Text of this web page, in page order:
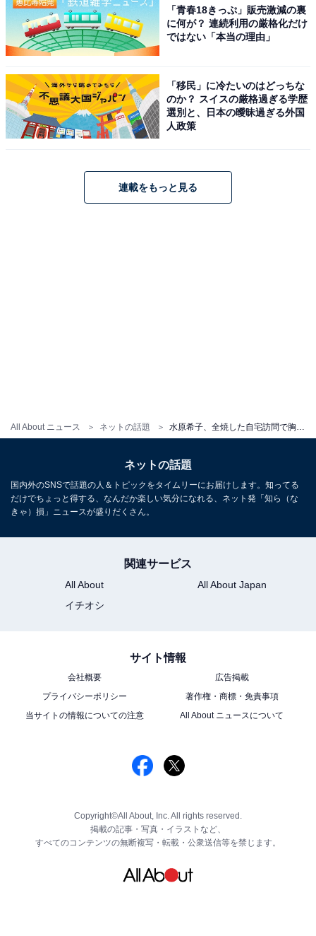
All About ニュース ネットの話題
「青春18きっぷ」販売激減の裏
に何が？ 連続利用の厳格化だけ
ではない「本当の理由」
「移民」に冷たいのはどっちな
のか？ スイスの厳格過ぎる学歴
選別と、日本の曖昧過ぎる外国
人政策
連載をもっと見る
ネットの話題
国内外のSNSで話題の人＆トピックをタイムリーにお届けします。知ってる
だけでちょっと得する、なんだか楽しい気分になれる、ネット発「知ら（な
きゃ）損」ニュースが盛りだくさん。
関連サービス
All About
All About Japan
イチオシ
サイト情報
会社概要
広告掲載
プライバシーポリシー
著作権・商標・免責事項
当サイトの情報についての注意
All About ニュースについて
Copyright©All About, Inc. All rights reserved.
掲載の記事・写真・イラストなど、
すべてのコンテンツの無断複写・転載・公衆送信等を禁じます。